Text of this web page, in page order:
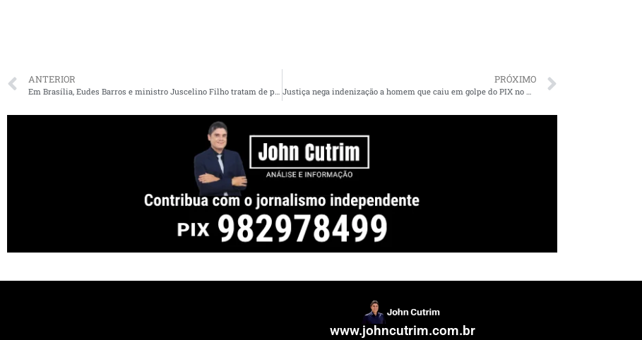
ANTERIOR
Em Brasília, Eudes Barros e ministro Juscelino Filho tratam de parcerias para o desenvolvimento de Raposa
PRÓXIMO
Justiça nega indenização a homem que caiu em golpe do PIX no MA
www.johncutrim.com.br